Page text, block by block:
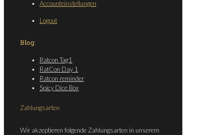
Accounteinstellungen
Logout
Blog:
Ratcon Tag1
RatCon Day 1
Ratcon reminder
Spicy Dice Box
Zahlungsarten
Wir akzeptieren folgende Zahlungsarten in unserem